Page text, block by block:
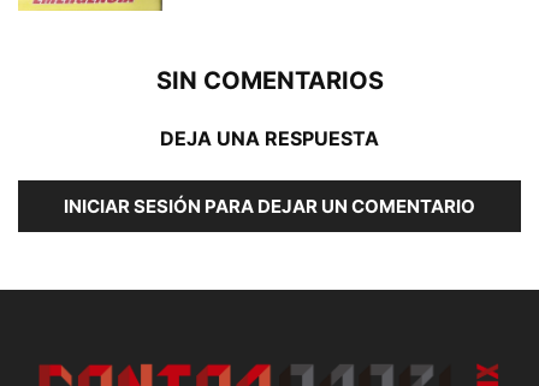
SIN COMENTARIOS
DEJA UNA RESPUESTA
INICIAR SESIÓN PARA DEJAR UN COMENTARIO